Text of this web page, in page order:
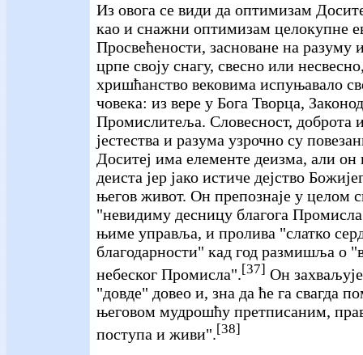
Из овога се види да оптимизам
као и снажни оптимизам целокупне
Просвећености, засноване на разуму
црпе своју снагу, свесно или
хришћанство вековима испуњавало
човека: из вере у Бога Творца,
Промислитеља. Словесност, доброта
јестества и разума узрочно су
Доситеј има елементе деизма, али
деиста јер јако истиче дејство
његов живот. Он препознаје у целом
"невидиму десницу благога
њиме управља, и пролива "слатко
благодарности" кад год размишља о
небеског Промисла".[37] Он
"довде" довео и, зна да ће га свагда
његовом мудрошћу претписаним,
поступа и живи".[38]